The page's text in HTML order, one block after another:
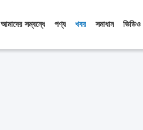
আমাদের সম্বন্ধে পণ্য খবর সমাধান ভিডিও